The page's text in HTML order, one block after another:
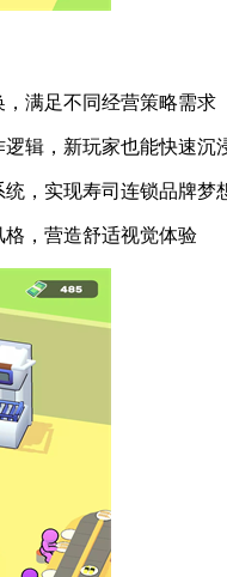
，满足不同经营策略需求
逻辑，新玩家也能快速沉
，实现寿司连锁品牌梦
，营造舒适视觉体验